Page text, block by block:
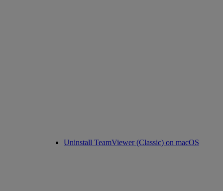
Uninstall TeamViewer (Classic) on macOS